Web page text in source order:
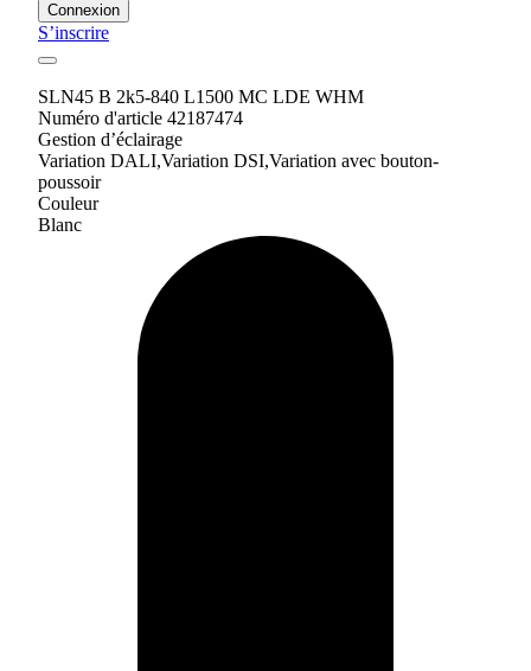
Connexion
S’inscrire
SLN45 B 2k5-840 L1500 MC LDE WHM
Numéro d'article 42187474
Gestion d’éclairage
Variation DALI,Variation DSI,Variation avec bouton-
poussoir
Couleur
Blanc